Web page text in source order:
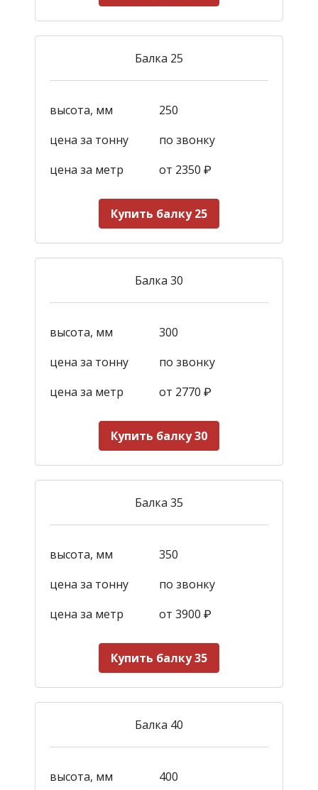
Балка 25
высота, мм
250
цена за тонну
по звонку
цена за метр
от 2350 ₽
Купить балку 25
Балка 30
высота, мм
300
цена за тонну
по звонку
цена за метр
от 2770 ₽
Купить балку 30
Балка 35
высота, мм
350
цена за тонну
по звонку
цена за метр
от 3900 ₽
Купить балку 35
Балка 40
высота, мм 400